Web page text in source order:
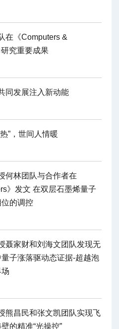
在《Computers &
究重要成果
同发展注入新动能
”，世间人情暖
何林团队与合作者在
》发文 在双层石墨烯量子
的调控
聂家财和刘海文团队发现无
子涨落驱动态证据-超越泡
熊昌民和张文凯团队实现飞
的精准“光操控”